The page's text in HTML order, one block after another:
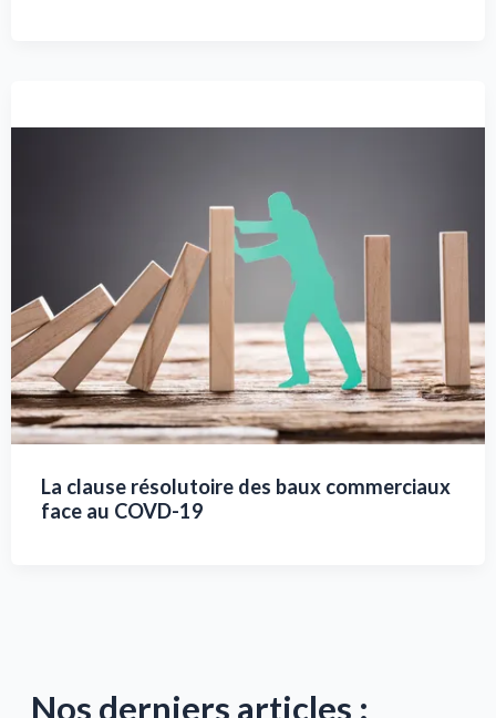
La clause résolutoire des baux commerciaux
face au COVD-19
Nos derniers articles :